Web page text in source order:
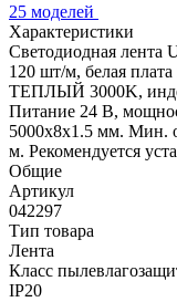
25 моделей
Характеристики
Светодиодная лента
120 шт/м, белая
ТЕПЛЫЙ 3000K,
Питание 24 В,
5000x8x1.5 мм. Мин.
м. Рекомендуется
Общие
Артикул
042297
Тип товара
Лента
Класс
IP20